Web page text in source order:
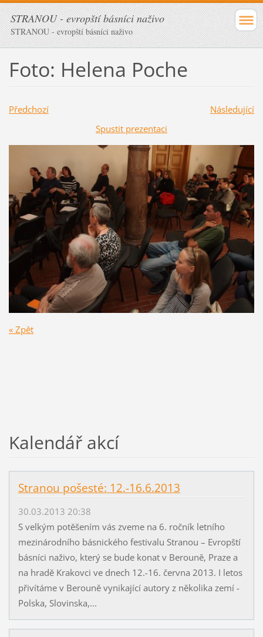
STRANOU - evropští básníci naživo
STRANOU - evropští básníci naživo
Foto: Helena Poche
Předchozí
Následující
Spustit prezentaci
« Zpět
Kalendář akcí
Stranou pošesté: 12.-16.6.2013
30.03.2013 20:38
S velkým potěšením vás zveme na 6. ročník letního
mezinárodního básnického festivalu Stranou – Evropští
básníci naživo, který se bude konat v Berouně, Praze a
na hradě Krakovci ve dnech 12.-16. června 2013. I letos
přivítáme v Berouně vynikající autory z několika zemí -
Polska, Slovinska,...